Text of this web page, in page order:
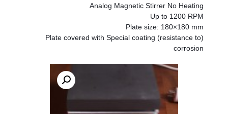
Analog Magnetic Stirrer No Heating
Up to 1200 RPM
Plate size: 180×180 mm
(Plate covered with Special coating (resistance to
corrosion